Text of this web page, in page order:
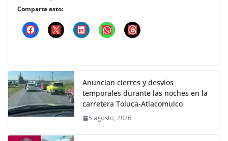
Comparte esto:
Anuncian cierres y desvíos
temporales durante las noches en la
carretera Toluca-Atlacomulco
5 agosto, 2026